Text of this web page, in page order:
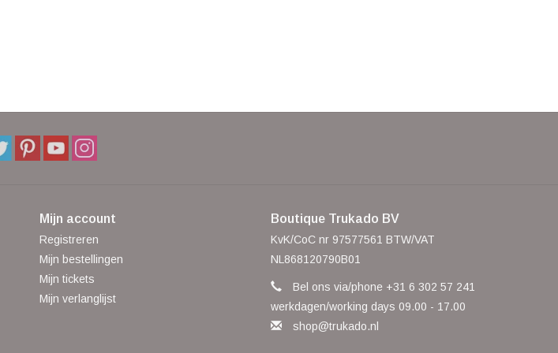
Mijn account
Registreren
Mijn bestellingen
Mijn tickets
Mijn verlanglijst
Boutique Trukado BV
KvK/CoC nr 97577561 BTW/VAT
NL868120790B01
Bel ons via/phone +31 6 302 57 241
werkdagen/working days 09.00 - 17.00
shop@trukado.nl